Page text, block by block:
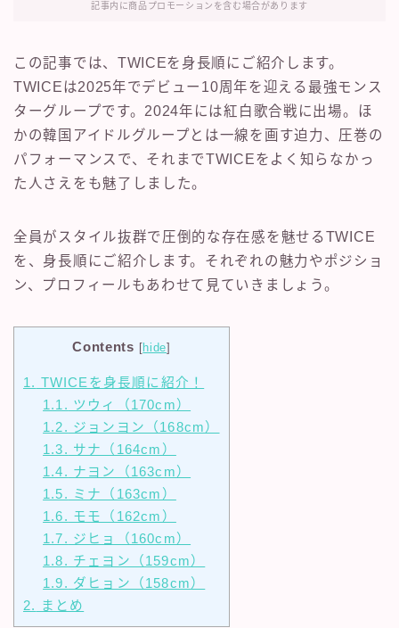
記事内に商品プロモーションを含む場合があります
この記事では、TWICEを身長順にご紹介します。
TWICEは2025年でデビュー10周年を迎える最強モンス
ターグループです。2024年には紅白歌合戦に出場。ほ
かの韓国アイドルグループとは一線を画す迫力、圧巻の
パフォーマンスで、それまでTWICEをよく知らなかっ
た人さえをも魅了しました。
全員がスタイル抜群で圧倒的な存在感を魅せるTWICE
を、身長順にご紹介します。それぞれの魅力やポジショ
ン、プロフィールもあわせて見ていきましょう。
Contents [hide]
1. TWICEを身長順に紹介！
1.1. ツウィ（170cm）
1.2. ジョンヨン（168cm）
1.3. サナ（164cm）
1.4. ナヨン（163cm）
1.5. ミナ（163cm）
1.6. モモ（162cm）
1.7. ジヒョ（160cm）
1.8. チェヨン（159cm）
1.9. ダヒョン（158cm）
2.
まとめ